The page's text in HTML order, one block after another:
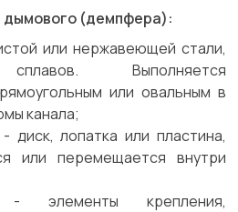
дымового (демпфера):
или нержавеющей стали,
Выполняется
или овальным в
канала;
диск, лопатка или пластина,
или перемещается внутри
элементы крепления,